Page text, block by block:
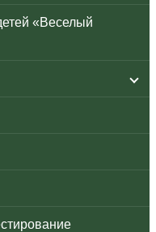
«Веселый